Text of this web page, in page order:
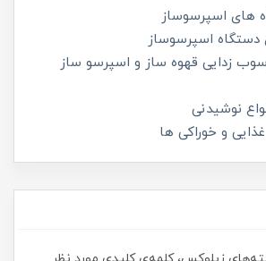
های اسپرسوساز
اسپرسوساز
زدایی قهوه ساز و اسپرسو ساز
نوشیدنی
و خوراکی ها